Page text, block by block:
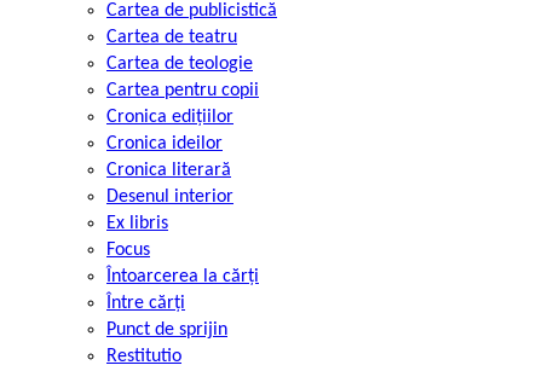
Cartea de publicistică
Cartea de teatru
Cartea de teologie
Cartea pentru copii
Cronica edițiilor
Cronica ideilor
Cronica literară
Desenul interior
Ex libris
Focus
Întoarcerea la cărți
Între cărți
Punct de sprijin
Restitutio